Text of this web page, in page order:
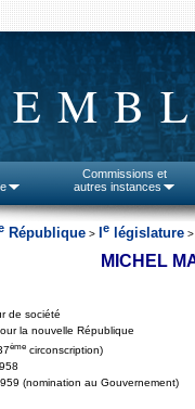
Commissions et
autres instances
République > e législature >
MICHEL
de société
la nouvelle République
ème circonscription)
(nomination au Gouvernement)